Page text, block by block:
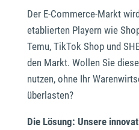
Der E-Commerce-Markt
etablierten Playern wie
Temu, TikTok Shop und
den Markt. Wollen Sie
nutzen, ohne Ihr
überlasten?
Die Lösung: Unsere